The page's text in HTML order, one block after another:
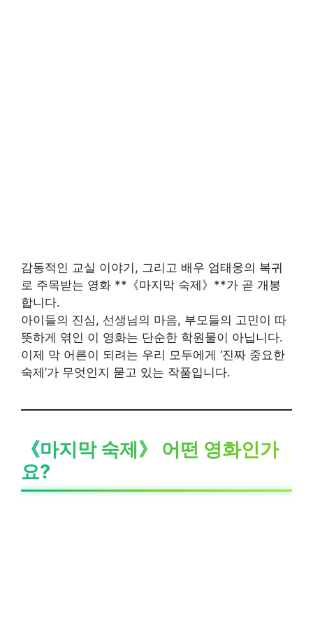
감동적인 교실 이야기, 그리고 배우 엄태웅의 복귀
로 주목받는 영화 **《마지막 숙제》**가 곧 개봉
합니다.
아이들의 진심, 선생님의 마음, 부모들의 고민이 따
뜻하게 엮인 이 영화는 단순한 학원물이 아닙니다.
이제 막 어른이 되려는 우리 모두에게 ‘진짜 중요한
숙제’가 무엇인지 묻고 있는 작품입니다.
《마지막 숙제》 어떤 영화인가
요?